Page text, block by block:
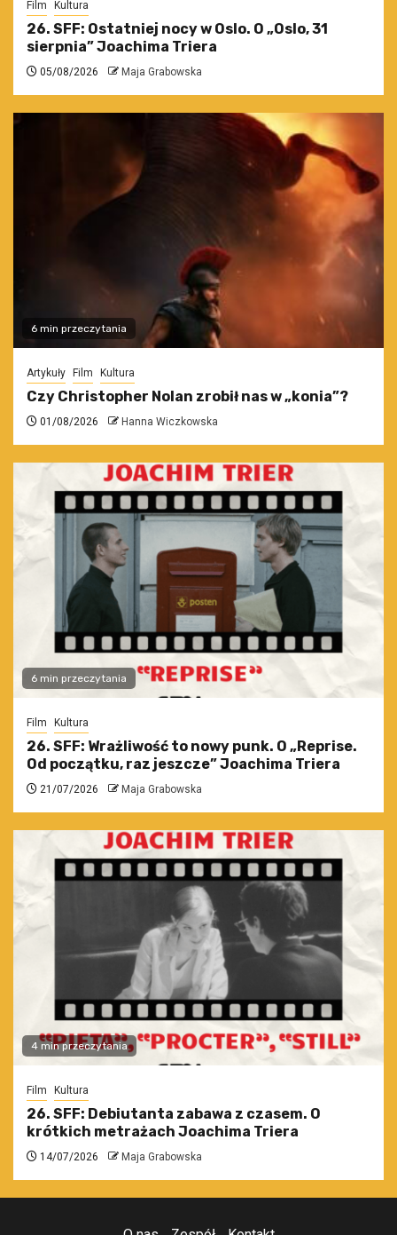
Film Kultura
26. SFF: Ostatniej nocy w Oslo. O „Oslo, 31
sierpnia” Joachima Triera
05/08/2026 Maja Grabowska
6 min przeczytania
Artykuły Film Kultura
Czy Christopher Nolan zrobił nas w „konia”?
01/08/2026 Hanna Wiczkowska
6 min przeczytania
Film Kultura
26. SFF: Wrażliwość to nowy punk. O „Reprise.
Od początku, raz jeszcze” Joachima Triera
21/07/2026 Maja Grabowska
4 min przeczytania
Film Kultura
26. SFF: Debiutanta zabawa z czasem. O
krótkich metrażach Joachima Triera
14/07/2026 Maja Grabowska